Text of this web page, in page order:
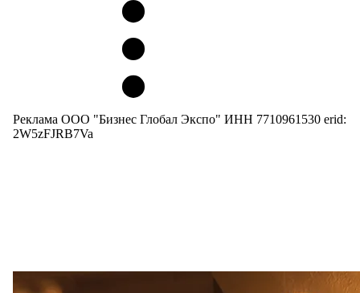
Реклама ООО "Бизнес Глобал Экспо" ИНН 7710961530 erid:
2W5zFJRB7Va